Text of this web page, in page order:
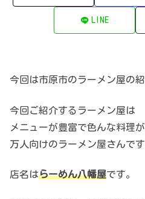
LINE
今回は市原市のラーメン屋の紹
今回ご紹介するラーメン屋は
メニューが豊富で色んな料理
万人向けのラーメン屋さんです
店名はらーめん八幡屋です。